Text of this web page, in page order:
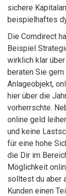
sichere
beispielhaftes
Die Comdirect
Beispiel
wirklich klar
beraten Sie
Anlageobjekt,
hier über die
vorherrschte.
online geld
und keine
für eine hohe
die Dir im
Möglichkeit
solltest du aber
Kunden einen